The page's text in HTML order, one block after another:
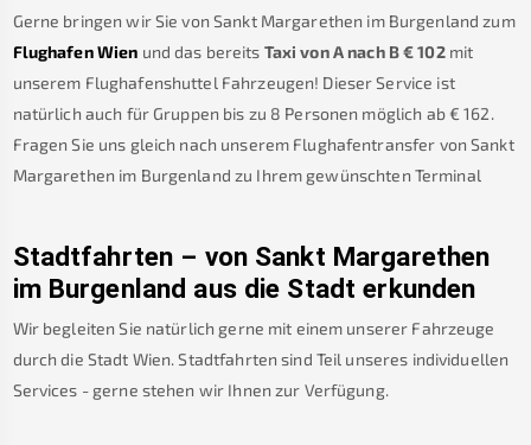
Gerne bringen wir Sie von Sankt Margarethen im Burgenland zum
Flughafen Wien und das bereits Taxi von A nach B€102 mit
unserem Flughafenshuttel Fahrzeugen! Dieser Service ist
natürlich auch für Gruppen bis zu 8 Personen möglich ab € 162.
Fragen Sie uns gleich nach unserem Flughafentransfer von Sankt
Margarethen im Burgenland zu Ihrem gewünschten Terminal
Stadtfahrten – von Sankt Margarethen
im Burgenland aus die Stadt erkunden
Wir begleiten Sie natürlich gerne mit einem unserer Fahrzeuge
durch die Stadt Wien. Stadtfahrten sind Teil unseres individuellen
Services - gerne stehen wir Ihnen zur Verfügung.